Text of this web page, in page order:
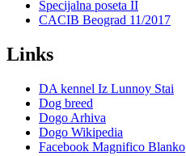
Specijalna poseta II
CACIB Beograd 11/2017
Links
DA kennel Iz Lunnoy Stai
Dog breed
Dogo Arhiva
Dogo Wikipedia
Facebook Magnifico Blanko